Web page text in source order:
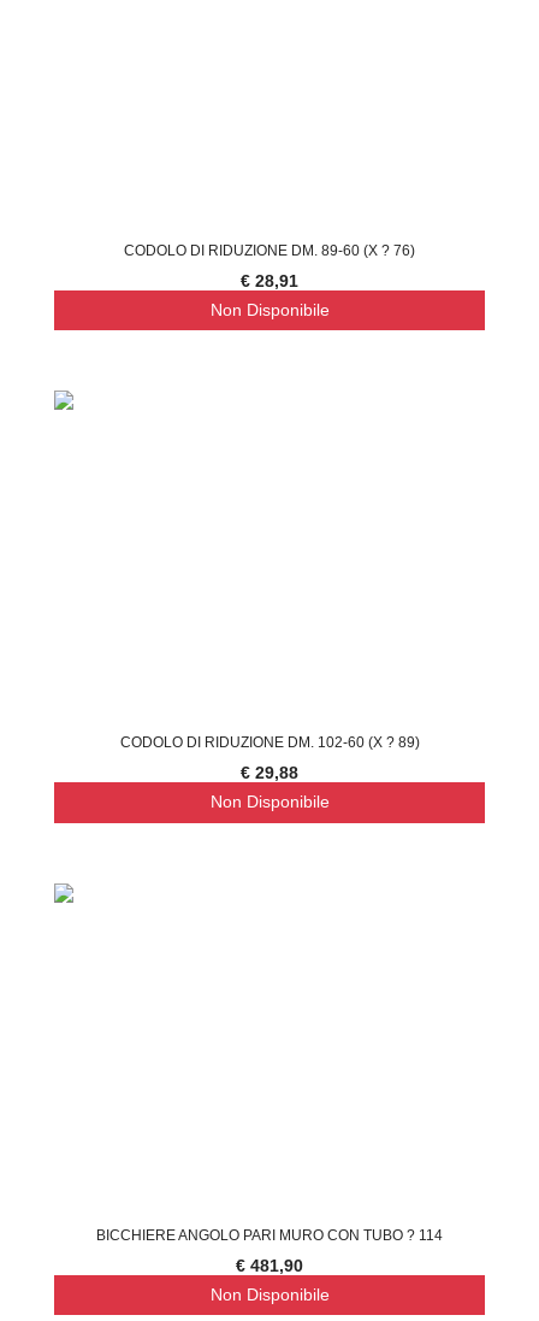
CODOLO DI RIDUZIONE DM. 89-60 (X ? 76)
€ 28,91
Non Disponibile
CODOLO DI RIDUZIONE DM. 102-60 (X ? 89)
€ 29,88
Non Disponibile
BICCHIERE ANGOLO PARI MURO CON TUBO ? 114
€ 481,90
Non Disponibile